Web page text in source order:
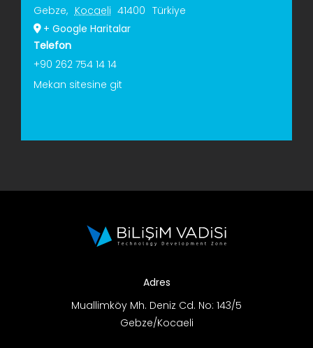
Gebze, Kocaeli 41400 Türkiye
+ Google Haritalar
Telefon
+90 262 754 14 14
Mekan sitesine git
Adres
Muallimköy Mh. Deniz Cd. No: 143/5
Gebze/Kocaeli